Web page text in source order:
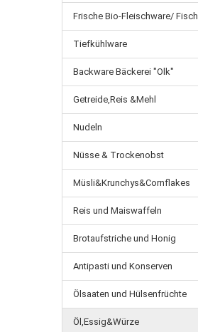
Frische Bio-Fleischware/ Fisch
Tiefkühlware
Backware Bäckerei "Olk"
Getreide,Reis &Mehl
Nudeln
Nüsse & Trockenobst
Müsli&Krunchys&Cornflakes
Reis und Maiswaffeln
Brotaufstriche und Honig
Antipasti und Konserven
Ölsaaten und Hülsenfrüchte
Öl,Essig&Würze